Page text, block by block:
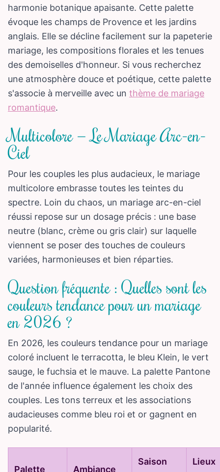
harmonie botanique apaisante. Cette palette
évoque les champs de Provence et les jardins
anglais. Elle se décline facilement sur la papeterie
mariage, les compositions florales et les tenues
des demoiselles d'honneur. Si vous recherchez
une atmosphère douce et poétique, cette palette
s'associe à merveille avec un thème de mariage
romantique.
Multicolore — Le Mariage Arc-en-
Ciel
Pour les couples les plus audacieux, le mariage
multicolore embrasse toutes les teintes du
spectre. Loin du chaos, un mariage arc-en-ciel
réussi repose sur un dosage précis : une base
neutre (blanc, crème ou gris clair) sur laquelle
viennent se poser des touches de couleurs
variées, harmonieuses et bien réparties.
Question fréquente : Quelles sont les
couleurs tendance pour un mariage
en 2026 ?
En 2026, les couleurs tendance pour un mariage
coloré incluent le terracotta, le bleu Klein, le vert
sauge, le fuchsia et le mauve. La palette Pantone
de l'année influence également les choix des
couples. Les tons terreux et les associations
audacieuses comme bleu roi et or gagnent en
popularité.
Palette Ambiance
Saison
Lieux